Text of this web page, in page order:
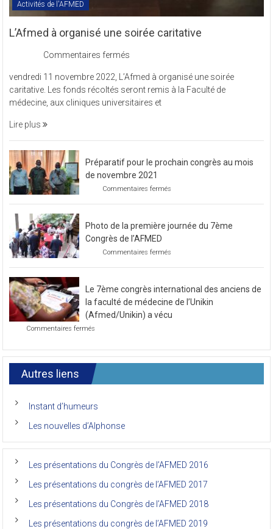
Activités de l'AFMED
L’Afmed à organisé une soirée caritative
Commentaires fermés
à
organisé
une
vendredi 11 novembre 2022, L’Afmed à organisé une soirée
caritative. Les fonds récoltés seront remis à la Faculté de
médecine, aux cliniques universitaires et
Lire plus
Préparatif pour le prochain congrès au mois
de novembre 2021
Commentaires fermés
prochain
de
2021
Photo de la première journée du 7ème
Congrès de l’AFMED
Commentaires fermés
première
journée
7ème
l’AFMED
Le 7ème congrès international des anciens de
la faculté de médecine de l’Unikin
(Afmed/Unikin) a vécu
Commentaires fermés
congrès
international
anciens
la
de
de
(Afmed/Unikin)
vécu
Autres liens
Instant d’humeurs
Les nouvelles d’Alphonse
Les présentations du Congrès de l’AFMED 2016
Les présentations du congrès de l’AFMED 2017
Les présentations du Congrès de l’AFMED 2018
Les présentations du congrès de l’AFMED 2019